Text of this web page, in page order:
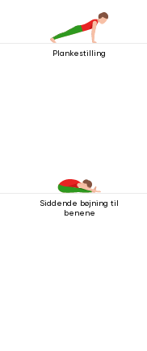
Plankestilling
Siddende bøjning til
benene